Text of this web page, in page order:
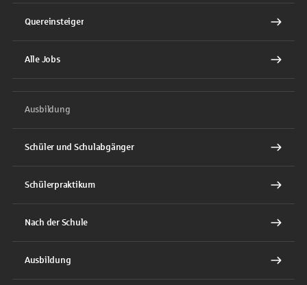
Quereinsteiger
Alle Jobs
Ausbildung
Schüler und Schulabgänger
Schülerpraktikum
Nach der Schule
Ausbildung